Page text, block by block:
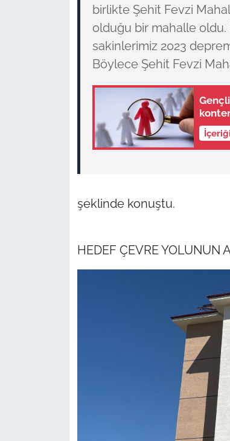
birlikte Şehit Fevzi
olduğu bir mahalle oldu.
sakinlerimiz 2023
Böylece Şehit Fevzi
şeklinde konuştu.
HEDEF ÇEVRE YOLUNUN